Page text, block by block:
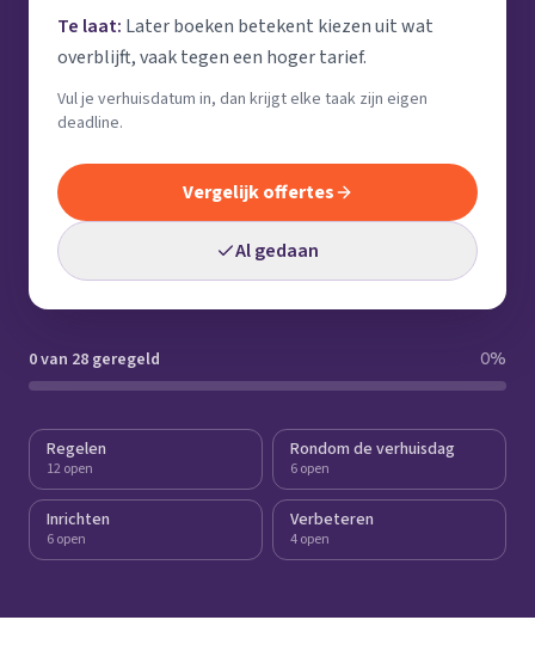
Te laat: Later boeken betekent kiezen uit wat
overblijft, vaak tegen een hoger tarief.
Vul je verhuisdatum in, dan krijgt elke taak zijn eigen
deadline.
Vergelijk offertes
Al gedaan
0 van 28 geregeld 0%
Regelen
12 open
Rondom de verhuisdag
6 open
Inrichten
6 open
Verbeteren
4 open